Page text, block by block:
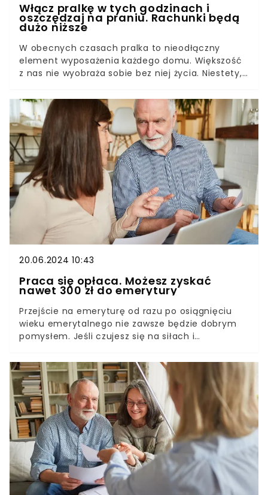
Włącz pralkę w tych godzinach i
oszczędzaj na praniu. Rachunki będą
dużo niższe
W obecnych czasach pralka to nieodłączny
element wyposażenia każdego domu. Większość
z nas nie wyobraża sobie bez niej życia. Niestety,
sporo energii, co przedkłada się na późniejsze
wysokie rachunki. Jest jednak pewien sposób,
który pozwoli nieco oszczędzić. Wystarczy robić
pranie w odpowiednim czasie.
20.06.2024 10:43
Praca się opłaca. Możesz zyskać
nawet 300 zł do emerytury
Przejście na emeryturę od razu po osiągnięciu
wieku emerytalnego nie zawsze będzie dobrym
pomysłem. Jeśli czujesz się na siłach i
świadczenie może wzrosnąć nawet o kilkaset
złotych. Sprawdź, ile możesz zyskać pracując na
emeryturze.